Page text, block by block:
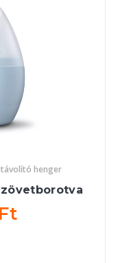
henger